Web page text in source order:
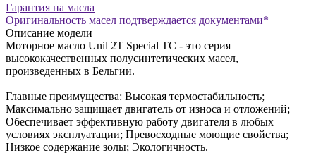
Гарантия на масла
Оригинальность масел подтверждается документами*
Описание модели
Моторное масло Unil 2T Special TC - это серия
высококачественных полусинтетических масел,
произведенных в Бельгии.
Главные преимущества: Высокая термостабильность;
Максимально защищает двигатель от износа и отложений;
Обеспечивает эффективную работу двигателя в любых
условиях эксплуатации; Превосходные моющие свойства;
Низкое содержание золы; Экологичность.